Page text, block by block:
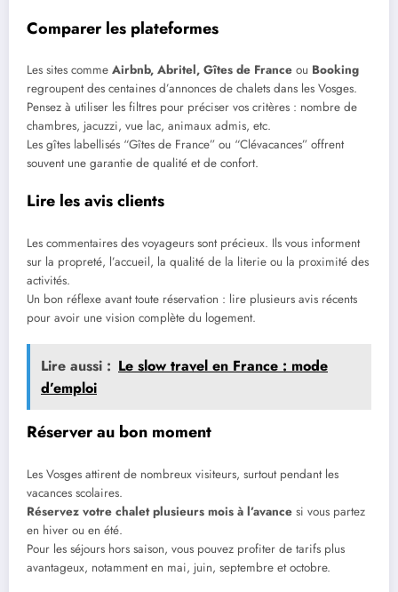
Comparer les plateformes
Les sites comme Airbnb, Abritel, Gîtes de France ou Booking
regroupent des centaines d’annonces de chalets dans les Vosges.
Pensez à utiliser les filtres pour préciser vos critères : nombre de
chambres, jacuzzi, vue lac, animaux admis, etc.
Les gîtes labellisés “Gîtes de France” ou “Clévacances” offrent
souvent une garantie de qualité et de confort.
Lire les avis clients
Les commentaires des voyageurs sont précieux. Ils vous informent
sur la propreté, l’accueil, la qualité de la literie ou la proximité des
activités.
Un bon réflexe avant toute réservation : lire plusieurs avis récents
pour avoir une vision complète du logement.
Lire aussi : Le slow travel en France : mode
d’emploi
Réserver au bon moment
Les Vosges attirent de nombreux visiteurs, surtout pendant les
vacances scolaires.
Réservez votre chalet plusieurs mois à l’avance si vous partez
en hiver ou en été.
Pour les séjours hors saison, vous pouvez profiter de tarifs plus
avantageux, notamment en mai, juin, septembre et octobre.